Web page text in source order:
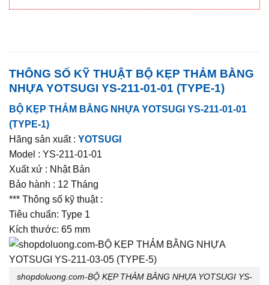
THÔNG SỐ KỸ THUẬT BỘ KẸP THẢM BẰNG
NHỰA YOTSUGI YS-211-01-01 (TYPE-1)
BỘ KẸP THẢM BẰNG NHỰA YOTSUGI YS-211-01-01
(TYPE-1)
Hãng sản xuất : YOTSUGI
Model : YS-211-01-01
Xuất xứ : Nhật Bản
Bảo hành : 12 Tháng
*** Thông số kỹ thuật :
Tiêu chuẩn: Type 1
Kích thước: 65 mm
shopdoluong.com-BỘ KẸP THẢM BẰNG NHỰA YOTSUGI YS-